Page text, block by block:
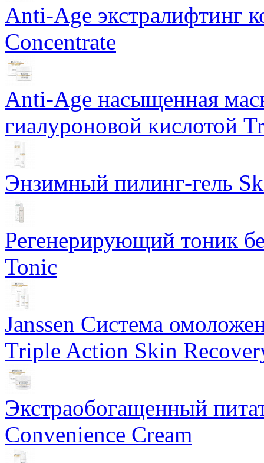
Anti-Age экстралифтинг
Concentrate
Anti-Age насыщенная
гиалуроновой кислотой
Энзимный пилинг-гель
Регенерирующий тоник
Tonic
Janssen Система
Triple Action Skin
Экстраобогащенный
Convenience Cream